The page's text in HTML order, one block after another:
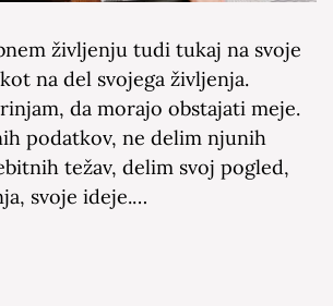
življenju tudi tukaj na svoje
na del svojega življenja.
da morajo obstajati meje.
podatkov, ne delim njunih
težav, delim svoj pogled,
svoje ideje.…